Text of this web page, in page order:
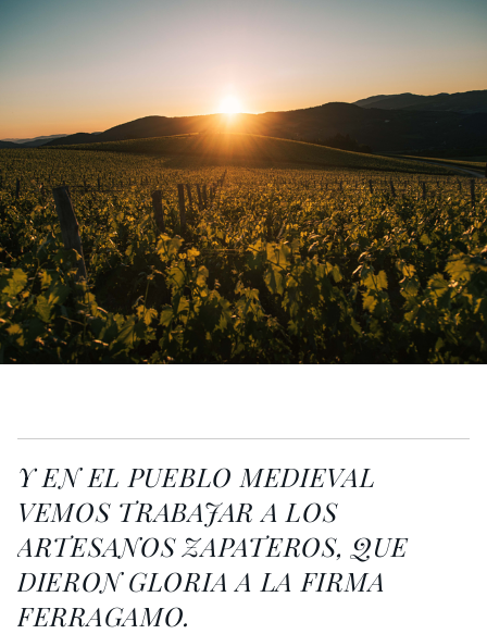
Y EN EL PUEBLO MEDIEVAL
VEMOS TRABAJAR A LOS
ARTESANOS ZAPATEROS, QUE
DIERON GLORIA A LA FIRMA
FERRAGAMO.